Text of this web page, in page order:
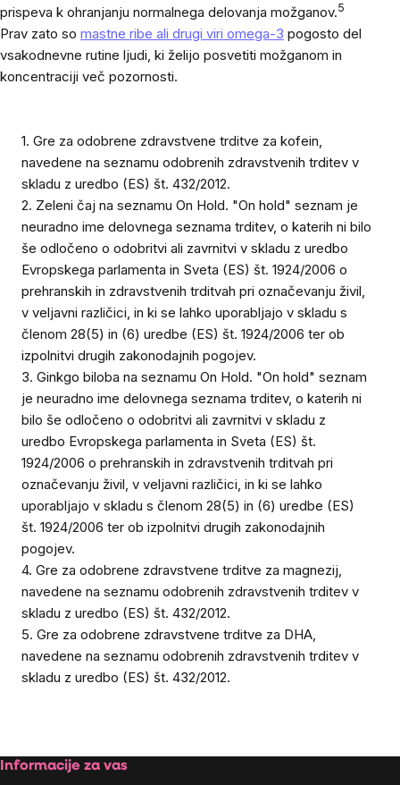
prispeva k ohranjanju normalnega delovanja možganov.5
Prav zato so mastne ribe ali drugi viri omega-3 pogosto del
vsakodnevne rutine ljudi, ki želijo posvetiti možganom in
koncentraciji več pozornosti.
1. Gre za odobrene zdravstvene trditve za kofein,
navedene na seznamu odobrenih zdravstvenih trditev v
skladu z uredbo (ES) št. 432/2012.
2. Zeleni čaj na seznamu On Hold. "On hold" seznam je
neuradno ime delovnega seznama trditev, o katerih ni bilo
še odločeno o odobritvi ali zavrnitvi v skladu z uredbo
Evropskega parlamenta in Sveta (ES) št. 1924/2006 o
prehranskih in zdravstvenih trditvah pri označevanju živil,
v veljavni različici, in ki se lahko uporabljajo v skladu s
členom 28(5) in (6) uredbe (ES) št. 1924/2006 ter ob
izpolnitvi drugih zakonodajnih pogojev.
3. Ginkgo biloba na seznamu On Hold. "On hold" seznam
je neuradno ime delovnega seznama trditev, o katerih ni
bilo še odločeno o odobritvi ali zavrnitvi v skladu z
uredbo Evropskega parlamenta in Sveta (ES) št.
1924/2006 o prehranskih in zdravstvenih trditvah pri
označevanju živil, v veljavni različici, in ki se lahko
uporabljajo v skladu s členom 28(5) in (6) uredbe (ES)
št. 1924/2006 ter ob izpolnitvi drugih zakonodajnih
pogojev.
4. Gre za odobrene zdravstvene trditve za magnezij,
navedene na seznamu odobrenih zdravstvenih trditev v
skladu z uredbo (ES) št. 432/2012.
5. Gre za odobrene zdravstvene trditve za DHA,
navedene na seznamu odobrenih zdravstvenih trditev v
skladu z uredbo (ES) št. 432/2012.
Footer
Informacije za vas